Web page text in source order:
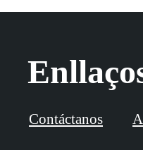
Contáctanos